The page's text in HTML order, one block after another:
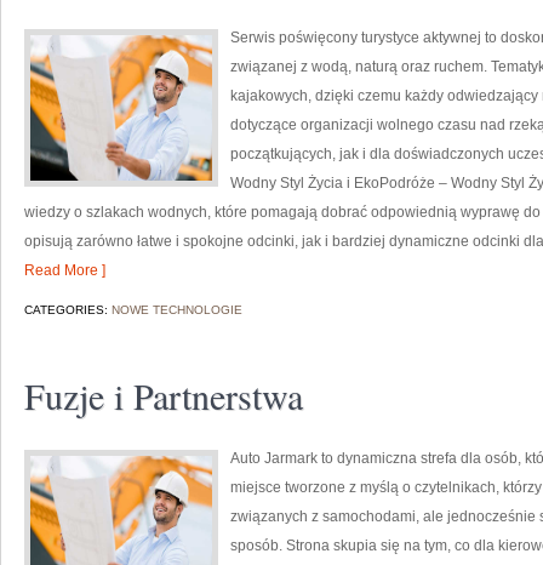
Serwis poświęcony turystyce aktywnej to
związanej z wodą, naturą oraz ruchem.
kajakowych, dzięki czemu każdy
dotyczące organizacji wolnego czasu nad
początkujących, jak i dla doświadczonych
Wodny Styl Życia i EkoPodróże – Wodny Styl
wiedzy o szlakach wodnych, które pomagają dobrać odpowiednią wyprawę
opisują zarówno łatwe i spokojne odcinki, jak i bardziej dynamiczne odcinki
Read More ]
CATEGORIES: NOWE TECHNOLOGIE
Fuzje i Partnerstwa
Auto Jarmark to dynamiczna strefa dla osób,
miejsce tworzone z myślą o czytelnikach,
związanych z samochodami, ale
sposób. Strona skupia się na tym, co dla